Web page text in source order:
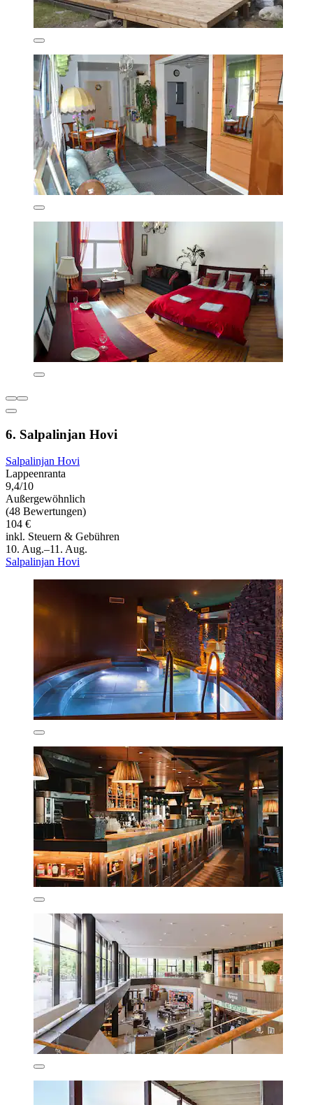
6. Salpalinjan Hovi
Salpalinjan Hovi
Lappeenranta
9,4/10
Außergewöhnlich
(48 Bewertungen)
104 €
inkl. Steuern & Gebühren
10. Aug.–11. Aug.
Salpalinjan Hovi